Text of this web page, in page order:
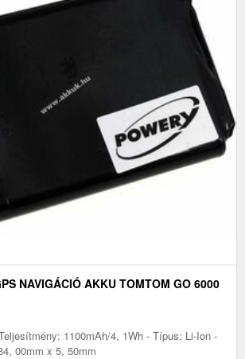
NAVIGÁCIÓ AKKU TOMTOM GO 6000
1100mAh/4, 1Wh - Típus: Li-Ion -
00mm x 5, 50mm